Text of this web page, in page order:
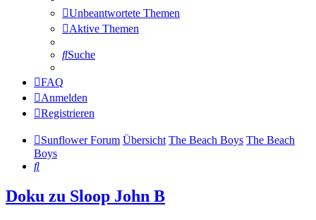
Unbeantwortete Themen
Aktive Themen
Suche
FAQ
Anmelden
Registrieren
Sunflower Forum Übersicht The Beach Boys The Beach
Boys
Suche
Doku zu Sloop John B